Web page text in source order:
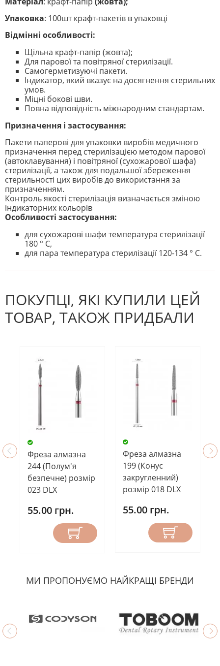
Упаковка: 100шт крафт-пакетів в упаковці
Відмінні особливості:
Щільна крафт-папір (жовта);
Для парової та повітряної стерилізації.
Самогерметизуючі пакети.
Індикатор, який вказує на досягнення стерильних
умов.
Міцні бокові шви.
Повна відповідність міжнародним стандартам.
Призначення і застосування:
Пакети паперові для упаковки виробів медичного
призначення перед стерилізацією методом парової
(автоклавування) і повітряної (сухожарової шафа)
стерилізації, а також для подальшої збереження
стерильності цих виробів до використання за
призначенням.
Контроль якості стерилізація визначається зміною
індикаторних кольорів
Особливості застосування:
для сухожарові шафи температура стерилізації
180 ° С,
для пара температура стерилізації 120-134 ° С.
На даний час немає відгуків. Ви
ПОКУПЦІ, ЯКІ КУПИЛИ ЦЕЙ
ТОВАР, ТАКОЖ ПРИДБАЛИ
Фреза алмазна
244 (Полум'я
безпечне) розмір
023 DLX
55.00 грн.
Фреза алмазна
199 (Конус
закругленний)
розмір 018 DLX
55.00 грн.
МИ ПРОПОНУЄМО НАЙКРАЩІ БРЕНДИ